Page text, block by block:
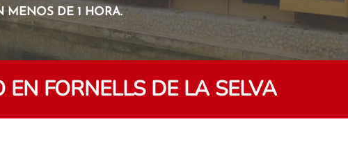
MENOS DE 1 HORA.
FORNELLS DE LA SELVA